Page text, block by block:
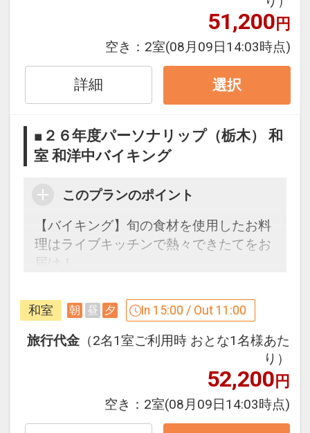
早期予約限定！３０日前までのご予約が
※本プランは３０日前までの受付限定で
す。
２９日前以降の宿泊条件の変更（部屋、
人数、おとな・こどもの内訳、食事条
設定期間：2026年4月1日～2027年3月
インターネットコース番号：DP-1-
51,200円
空き： 2室(08月09日14:03時点)
詳細 選択
■２６年度パーソナリップ（栃木） 和
室 和洋中バイキング
このプランのポイント
【バイキング】旬の食材を使用したお料
理はライブキッチンで熱々できたてをお
届け！
場や客室、ラウンジで鬼怒川温泉の魅力
を堪能！
インターネットコース番号：DP-1-
和室 朝 昼 夕 In 15:00 / Out 11:00
旅行代金 （2名1室ご利用時 おとな1名様あた
り）
52,200円
空き： 2室(08月09日14:03時点)